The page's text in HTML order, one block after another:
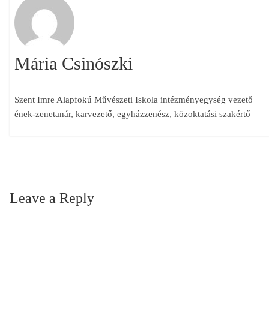
Mária Csinószki
Szent Imre Alapfokú Művészeti Iskola intézményegység vezető
ének-zenetanár, karvezető, egyházzenész, közoktatási szakértő
Leave a Reply